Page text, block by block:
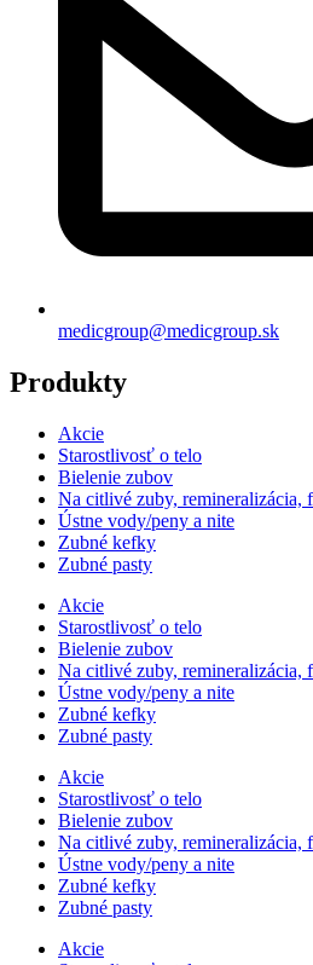
medicgroup@medicgroup.sk
Produkty
Akcie
Starostlivosť o telo
Bielenie zubov
Na citlivé zuby, remineralizácia,
Ústne vody/peny a nite
Zubné kefky
Zubné pasty
Akcie
Starostlivosť o telo
Bielenie zubov
Na citlivé zuby, remineralizácia,
Ústne vody/peny a nite
Zubné kefky
Zubné pasty
Akcie
Starostlivosť o telo
Bielenie zubov
Na citlivé zuby, remineralizácia,
Ústne vody/peny a nite
Zubné kefky
Zubné pasty
Akcie